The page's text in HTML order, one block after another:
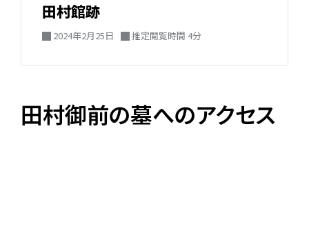
田村館跡
2024年2月25日 推定閲覧時間 4分
田村御前の墓へのアクセス